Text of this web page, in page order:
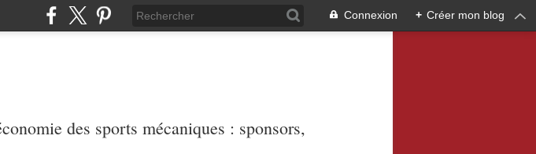
Connexion + Créer mon blog
des sports mécaniques : sponsors,